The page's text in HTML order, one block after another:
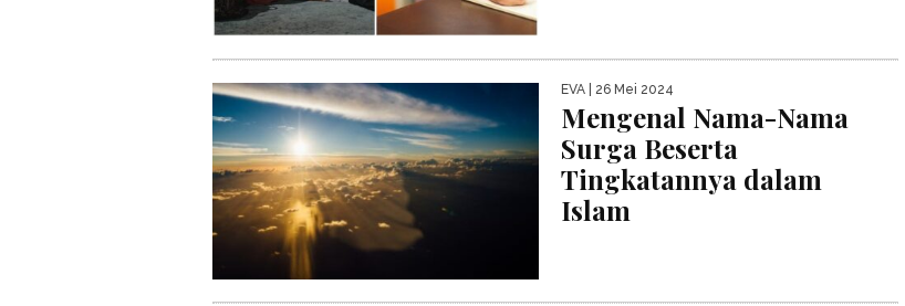
EVA | 26 Mei 2024
Mengenal Nama-Nama
Surga Beserta
Tingkatannya dalam
Islam